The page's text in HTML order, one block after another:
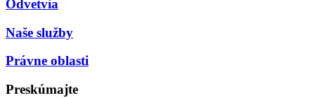
Odvetvia
Naše služby
Právne oblasti
Preskúmajte